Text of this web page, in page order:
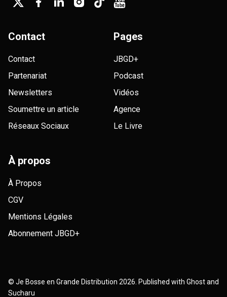
Contact
Contact
Partenariat
Newsletters
Soumettre un article
Réseaux Sociaux
Pages
JBGD+
Podcast
Vidéos
Agence
Le Livre
À propos
À Propos
CGV
Mentions Légales
Abonnement JBGD+
© Je Bosse en Grande Distribution 2026. Published with Ghostand
Sucharu